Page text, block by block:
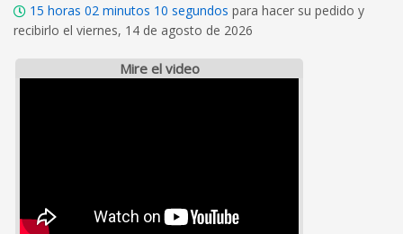
15 horas 02 minutos 09 segundos para hacer su pedido y
recibirlo el viernes, 14 de agosto de 2026
Mire el video